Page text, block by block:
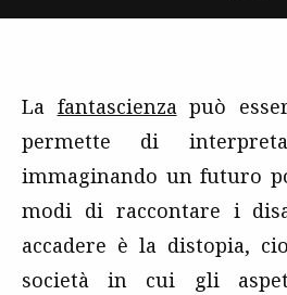
La fantascienzapuò
permette di
immaginando un futuro
modi di raccontare i
accadere è la distopia,
società in cui gli